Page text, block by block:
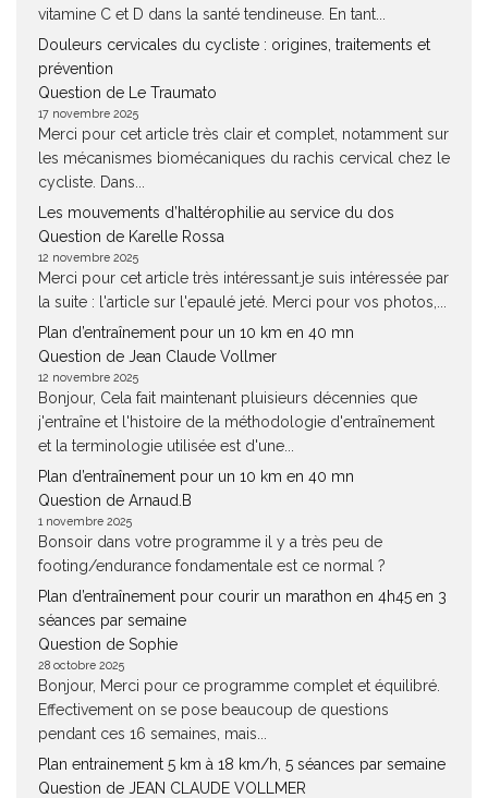
vitamine C et D dans la santé tendineuse. En tant...
Douleurs cervicales du cycliste : origines, traitements et
prévention
Question de Le Traumato
17 novembre 2025
Merci pour cet article très clair et complet, notamment sur
les mécanismes biomécaniques du rachis cervical chez le
cycliste. Dans...
Les mouvements d’haltérophilie au service du dos
Question de Karelle Rossa
12 novembre 2025
Merci pour cet article très intéressant.je suis intéressée par
la suite : l'article sur l'epaulé jeté. Merci pour vos photos,...
Plan d’entraînement pour un 10 km en 40 mn
Question de Jean Claude Vollmer
12 novembre 2025
Bonjour, Cela fait maintenant pluisieurs décennies que
j'entraîne et l'histoire de la méthodologie d'entraînement
et la terminologie utilisée est d'une...
Plan d’entraînement pour un 10 km en 40 mn
Question de Arnaud.B
1 novembre 2025
Bonsoir dans votre programme il y a très peu de
footing/endurance fondamentale est ce normal ?
Plan d’entraînement pour courir un marathon en 4h45 en 3
séances par semaine
Question de Sophie
28 octobre 2025
Bonjour, Merci pour ce programme complet et équilibré.
Effectivement on se pose beaucoup de questions
pendant ces 16 semaines, mais...
Plan entrainement 5 km à 18 km/h, 5 séances par semaine
Question de JEAN CLAUDE VOLLMER